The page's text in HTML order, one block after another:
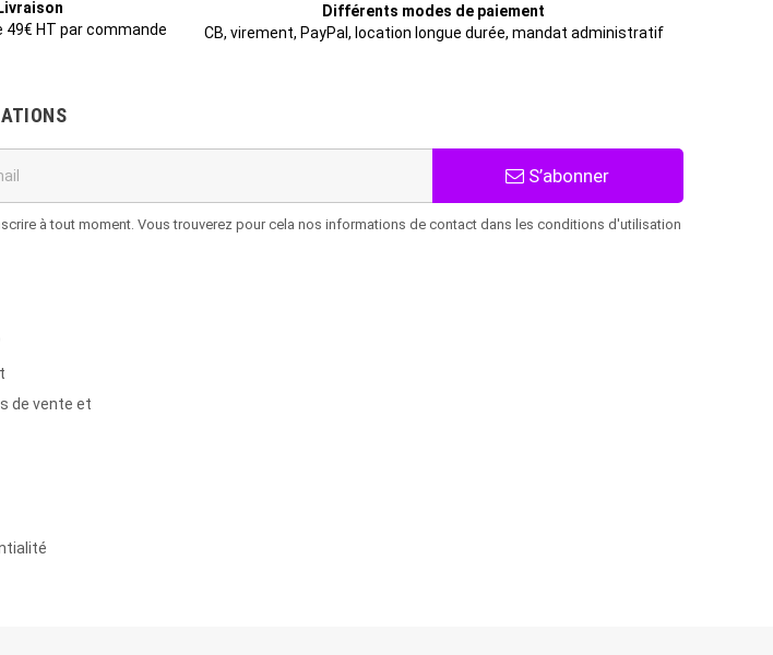
Livraison
49€ HT par commande
Différents modes de paiement
CB, virement, PayPal, location longue durée, mandat administratif
S’abonner
à tout moment. Vous trouverez pour cela nos informations de contact dans les conditions d'utilisation
de vente et